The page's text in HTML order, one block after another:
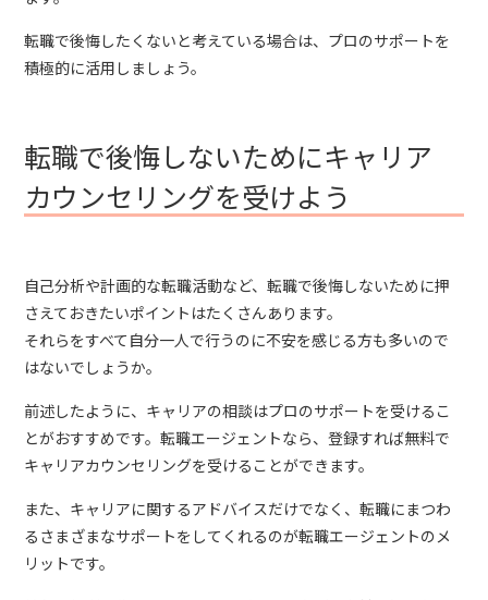
転職で後悔したくないと考えている場合は、プロのサポートを
積極的に活用しましょう。
転職で後悔しないためにキャリア
カウンセリングを受けよう
自己分析や計画的な転職活動など、転職で後悔しないために押
さえておきたいポイントはたくさんあります。
それらをすべて自分一人で行うのに不安を感じる方も多いので
はないでしょうか。
前述したように、キャリアの相談はプロのサポートを受けるこ
とがおすすめです。転職エージェントなら、登録すれば無料で
キャリアカウンセリングを受けることができます。
また、キャリアに関するアドバイスだけでなく、転職にまつわ
るさまざまなサポートをしてくれるのが転職エージェントのメ
リットです。